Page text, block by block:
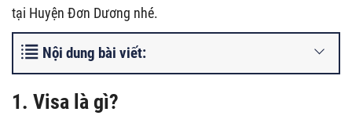
tại Huyện Đơn Dương nhé.
Nội dung bài viết:
1. Visa là gì?